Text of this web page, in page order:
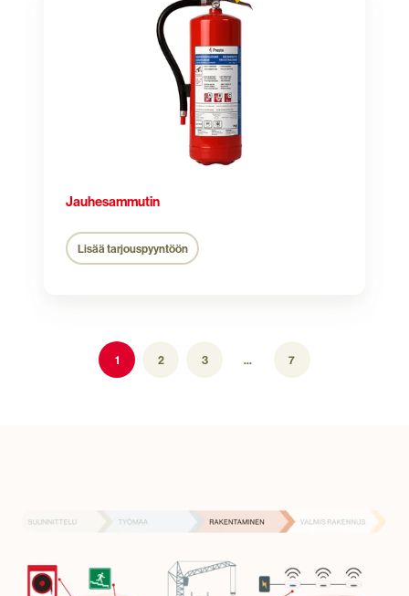
Jauhesammutin
Lisää tarjouspyyntöön
1 2 3 ... 7